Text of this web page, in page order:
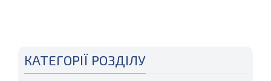
КАТЕГОРІЇ РОЗДІЛУ